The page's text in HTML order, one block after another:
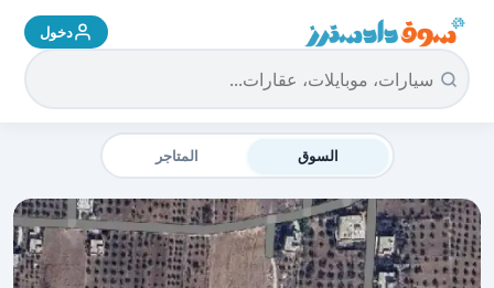
سوق دادسترز الرئيسية دخول
السوق المتاجر